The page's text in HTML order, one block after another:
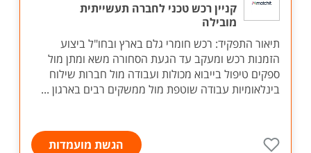
קניין רכש טכני לחברה תעשייתית
מובילה
תיאור התפקיד: רכש חומרי גלם בארץ ובחו"ל ביצוע
הזמנות רכש ומעקב עד הגעת הסחורה משא ומתן מול
ספקים טיפול בייבוא מכולות ועבודה מול חברות שילוח
בינלאומיות עבודה שוטפת מול ממשקים רבים בארגון ...
הגשת מועמדות